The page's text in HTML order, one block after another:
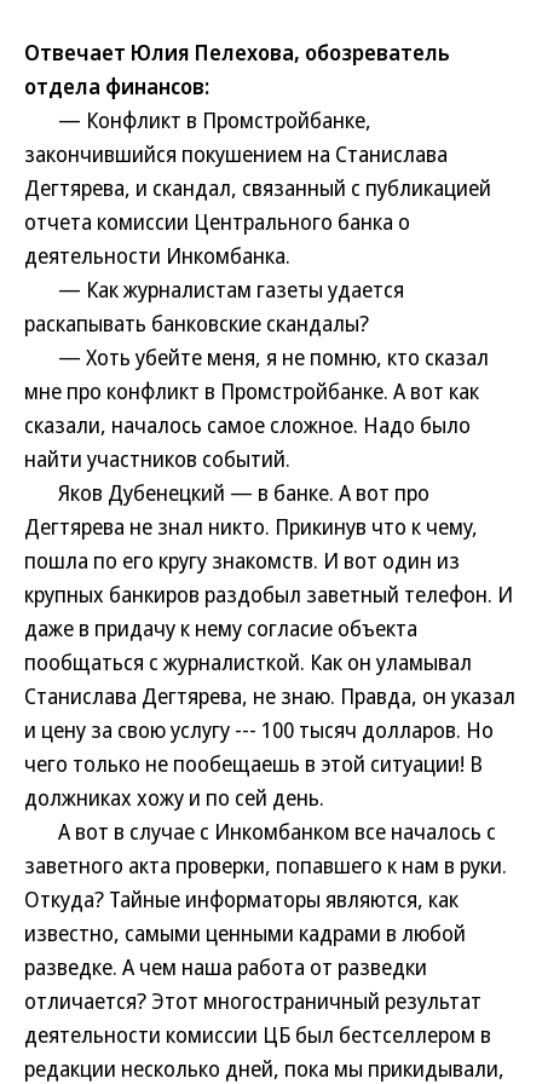
Отвечает Юлия Пелехова, обозреватель
отдела финансов:
— Конфликт в Промстройбанке,
закончившийся покушением на Станислава
Дегтярева, и скандал, связанный с публикацией
отчета комиссии Центрального банка о
деятельности Инкомбанка.
— Как журналистам газеты удается
раскапывать банковские скандалы?
— Хоть убейте меня, я не помню, кто сказал
мне про конфликт в Промстройбанке. А вот как
сказали, началось самое сложное. Надо было
найти участников событий.
Яков Дубенецкий — в банке. А вот про
Дегтярева не знал никто. Прикинув что к чему,
пошла по его кругу знакомств. И вот один из
крупных банкиров раздобыл заветный телефон. И
даже в придачу к нему согласие объекта
пообщаться с журналисткой. Как он уламывал
Станислава Дегтярева, не знаю. Правда, он указал
и цену за свою услугу --- 100 тысяч долларов. Но
чего только не пообещаешь в этой ситуации! В
должниках хожу и по сей день.
А вот в случае с Инкомбанком все началось с
заветного акта проверки, попавшего к нам в руки.
Откуда? Тайные информаторы являются, как
известно, самыми ценными кадрами в любой
разведке. А чем наша работа от разведки
отличается? Этот многостраничный результат
деятельности комиссии ЦБ был бестселлером в
редакции несколько дней, пока мы прикидывали,